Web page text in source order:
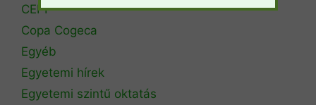
CEPF
Copa Cogeca
Egyéb
Egyetemi hírek
Egyetemi szintű oktatás